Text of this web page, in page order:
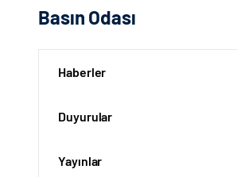
Basın Odası
Haberler
Duyurular
Yayınlar